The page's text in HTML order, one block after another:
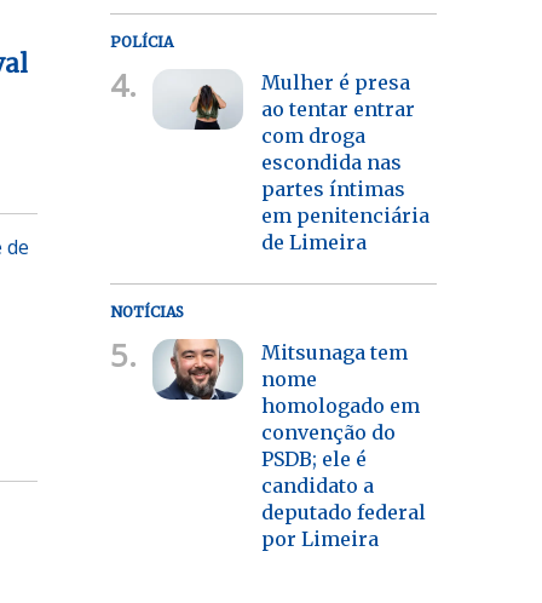
de
POLÍCIA
4.
Mulher é presa
ao tentar entrar
com droga
escondida nas
partes íntimas
em penitenciária
de Limeira
NOTÍCIAS
5.
Mitsunaga tem
nome
homologado em
convenção do
PSDB; ele é
candidato a
deputado federal
por Limeira